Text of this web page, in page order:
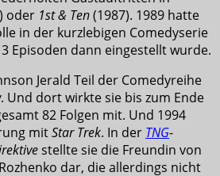
oder 1st & Ten(1987). 1989 hatte
in der kurzlebigen Comedyserie
Episoden dann eingestellt wurde.
Jerald Teil der Comedyreihe
. Und dort wirkte sie bis zum Ende
82 Folgen mit. Und 1994
mitStar Trek. In der TNG-
stellte sie die Freundin von
dar, die allerdings nicht